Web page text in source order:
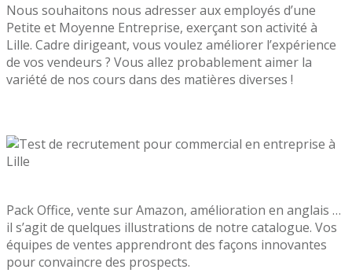
Nous souhaitons nous adresser aux employés d’une
Petite et Moyenne Entreprise, exerçant son activité à
Lille. Cadre dirigeant, vous voulez améliorer l’expérience
de vos vendeurs ? Vous allez probablement aimer la
variété de nos cours dans des matières diverses !
Pack Office, vente sur Amazon, amélioration en anglais …
il s’agit de quelques illustrations de notre catalogue. Vos
équipes de ventes apprendront des façons innovantes
pour convaincre des prospects.